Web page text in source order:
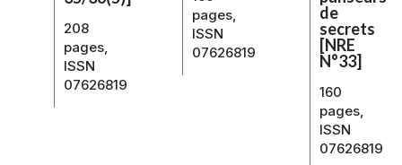
208
pages,
ISSN
07626819
pages,
ISSN
07626819
de
secrets
[NRE
N°33]
160
pages,
ISSN
07626819